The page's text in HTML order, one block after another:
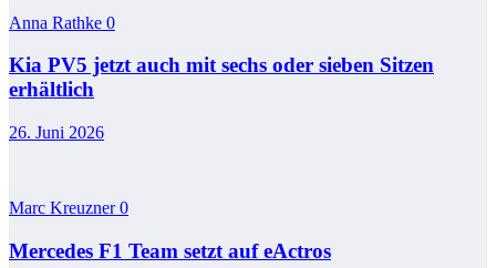
Anna Rathke 0
Kia PV5 jetzt auch mit sechs oder sieben Sitzen
erhältlich
26. Juni 2026
Marc Kreuzner0
Mercedes F1 Team setzt auf eActros